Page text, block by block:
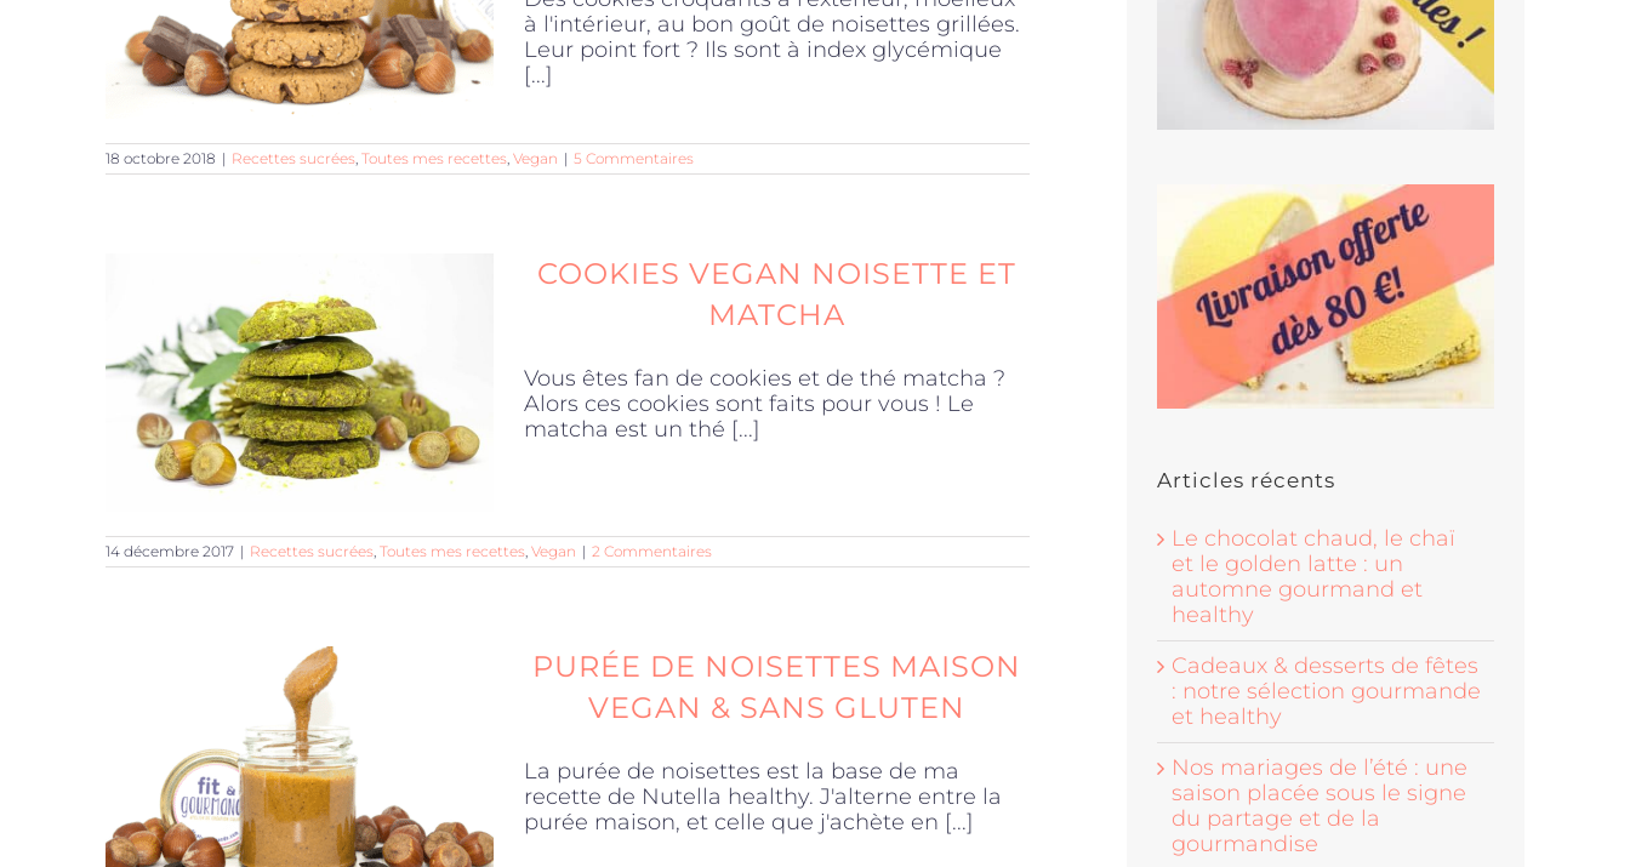
à l'intérieur, au bon goût de noisettes grillées.
Leur point fort ? Ils sont à index glycémique
[...]
18 octobre 2018 | Recettes sucrées, Toutes mes recettes, Vegan | 5 Commentaires
COOKIES VEGAN NOISETTE ET
MATCHA
Vous êtes fan de cookies et de thé matcha ?
Alors ces cookies sont faits pour vous ! Le
matcha est un thé [...]
14 décembre 2017 | Recettes sucrées, Toutes mes recettes, Vegan | 2 Commentaires
PURÉE DE NOISETTES MAISON
VEGAN & SANS GLUTEN
La purée de noisettes est la base de ma
recette de Nutella healthy. J'alterne entre la
purée maison, et celle que j'achète en [...]
Articles récents
Le chocolat chaud, le chaï
et le golden latte : un
automne gourmand et
healthy
Cadeaux & desserts de fêtes
: notre sélection gourmande
et healthy
Nos mariages de l’été : une
saison placée sous le signe
du partage et de la
gourmandise